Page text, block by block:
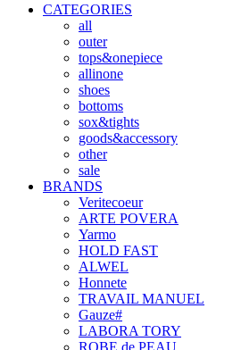
CATEGORIES
all
outer
tops&onepiece
allinone
shoes
bottoms
sox&tights
goods&accessory
other
sale
BRANDS
Veritecoeur
ARTE POVERA
Yarmo
HOLD FAST
ALWEL
Honnete
TRAVAIL MANUEL
Gauze#
LABORA TORY
ROBE de PEAU